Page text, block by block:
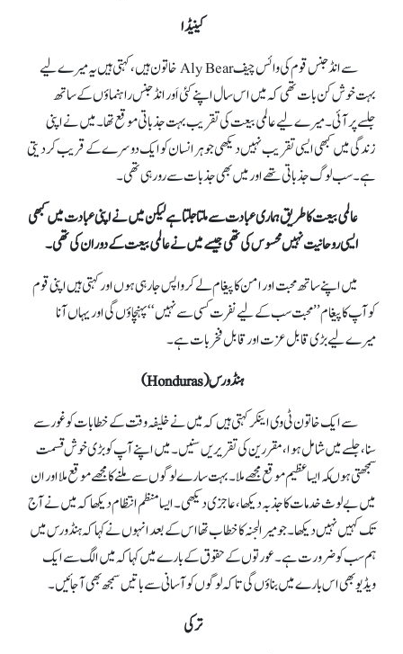
کینیڈا
سے انڈجنس قوم کی وائس چیف Aly Bear خاتون ہیں ،کہتی ہیں یہ میرے لیے
بہت خوش کن بات تھی کہ میں اس سال اپنے کئی اَور انڈجنس راہنماؤں کے ساتھ
جلسےپر آئی۔ میرے لیے عالمی بیعت کی تقریب بہت جذباتی موقع تھا۔ میں نے اپنی
زندگی میں کبھی ایسی تقریب نہیں دیکھی جو ہر انسان کو ایک دوسرے کے قریب کر دیتی
ہے۔ سب لوگ جذباتی تھے اور میں بھی جذبات سے رو رہی تھی۔
عالمی بیعت کا طریق ہماری عبادت سے ملتا جلتا ہے لیکن میں نے اپنی عبادت میں کبھی
ایسی روحانیت نہیں محسوس کی تھی جیسے میں نے عالمی بیعت کے دوران کی تھی۔
میں اپنے ساتھ محبت اور امن کا پیغام لے کر واپس جا رہی ہوں اور کہتی ہیں اپنی قوم
کو آپ کا پیغام ’’محبت سب کے لیے نفرت کسی سے نہیں‘‘پہنچاؤں گی اور یہاں آنا
میرے لیے بڑی قابل عزت اور قابل فخر بات ہے۔
ہنڈورس (Honduras)
سے ایک خاتون ٹی وی اینکر کہتی ہیں کہ میں نے خلیفہ وقت کے خطابات کو غور سے
سنا، جلسےمیں شامل ہوا، مقررین کی تقریریں سنیں۔ میں اپنے آپ کو بڑی خوش قسمت
سمجھتی ہوںکہ ایسا عظیم موقع مجھے ملا۔ بہت سارے لوگوں سے ملنے کا مجھے موقع ملا اور ان
میں بے لوث خدمات کا جذبہ دیکھا ،عاجزی دیکھی۔ ایسا منظم انتظام دیکھا کہ میں نے آج
تک کہیں نہیں دیکھا۔ جو میرا لجنہ کا خطاب تھا اس کے بعد انہوں نے کہا کہ ہنڈورس میں
ہم سب کو ضرور ت ہے۔ عورتوں کے حقوق کے بارے میں کہا کہ میں الگ سے ایک
ویڈیو بھی اس بارے میں بناؤں گی تاکہ لوگوں کو آسانی سے باتیں سمجھ بھی آ جائیں۔
ترکی